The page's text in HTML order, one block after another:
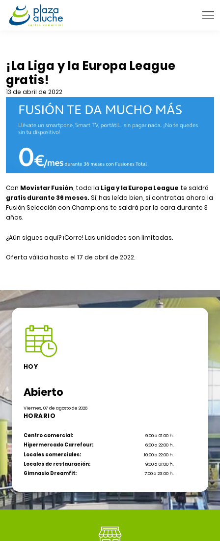
TIENDAS
VENTA TELEFÓNICA
NOVEDADES
BLOG
CONTACTO
¡La Liga y la Europa League
gratis!
13 de abril de 2022
Con Movistar Fusión , toda la Liga y la Europa League te saldrá
gratis durante 36 meses.Sí, has leído bien, si contratas ahora la
Fusión Selección con Champions te saldrá por la cara durante 3
años.
¿Aún sigues aquí? ¡Corre! Las unidades son limitadas.
Oferta válida hasta el 17 de abril de 2022.
HOY
Abierto
Viernes, 07 de agosto de 2026
HORARIO
Centro comercial:
9:00 a 01:00 h.
Hipermercado Carrefour:
6:00 a 22:00 h.
Locales comerciales:
10:00 a 22:00 h.
Locales de restauración:
9:00 a 01:00 h.
Gimnasio Dreamfit:
7:00 a 23:00 h.